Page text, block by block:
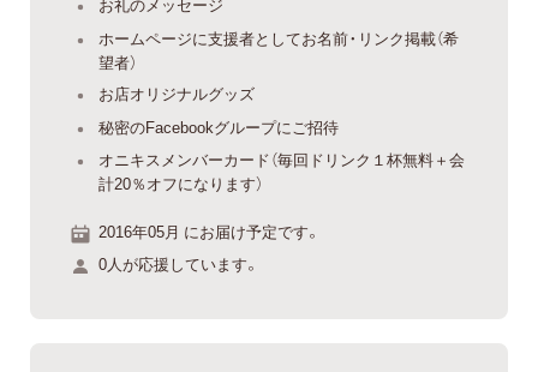
ホームページに支援者としてお名前・リンク掲載（希
望者）
お店オリジナルグッズ
秘密のFacebookグループにご招待
オニキスメンバーカード（毎回ドリンク１杯無料＋会
計20％オフになります）
2016年05月 にお届け予定です。
0人が応援しています。